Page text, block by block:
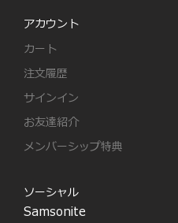
アカウント
カート
注文履歴
サインイン
お友達紹介
メンバーシップ特典
ソーシャル
Samsonite